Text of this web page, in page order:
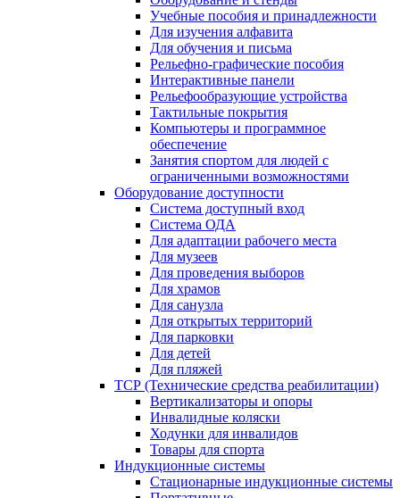
Учебные пособия и принадлежности
Для изучения алфавита
Для обучения и письма
Рельефно-графические пособия
Интерактивные панели
Рельефообразующие устройства
Тактильные покрытия
Компьютеры и программное
обеспечение
Занятия спортом для людей с
ограниченными возможностями
Оборудование доступности
Система доступный вход
Система ОДА
Для адаптации рабочего места
Для музеев
Для проведения выборов
Для храмов
Для санузла
Для открытых территорий
Для парковки
Для детей
Для пляжей
ТСР (Технические средства реабилитации)
Вертикализаторы и опоры
Инвалидные коляски
Ходунки для инвалидов
Товары для спорта
Индукционные системы
Стационарные индукционные системы